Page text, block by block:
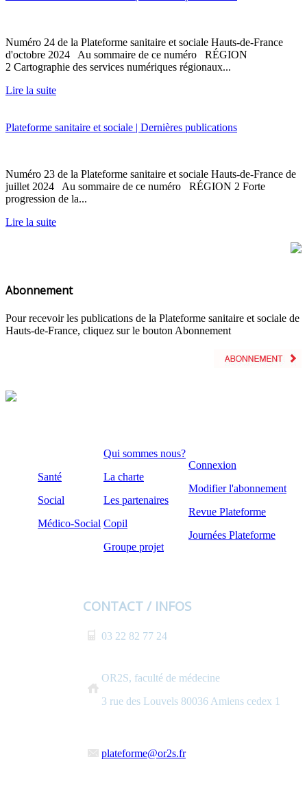
Numéro 24 de la Plateforme sanitaire et sociale Hauts-de-France
d'octobre 2024 Au sommaire de ce numéro RÉGION
2 Cartographie des services numériques régionaux...
Lire la suite
Plateforme sanitaire et sociale | Dernières publications
Numéro 23 de la Plateforme sanitaire et sociale Hauts-de-France de
juillet 2024 Au sommaire de ce numéro RÉGION 2 Forte
progression de la...
Lire la suite
Abonnement
Pour recevoir les publications de la Plateforme sanitaire et sociale de
Hauts-de-France, cliquez sur le bouton Abonnement
Santé
Social
Médico-Social
Qui sommes nous?
La charte
Les partenaires
Copil
Groupe projet
Connexion
Modifier l'abonnement
Revue Plateforme
Journées Plateforme
CONTACT / INFOS
03 22 82 77 24
OR2S, faculté de médecine
3 rue des Louvels 80036 Amiens cedex 1
plateforme@or2s.fr